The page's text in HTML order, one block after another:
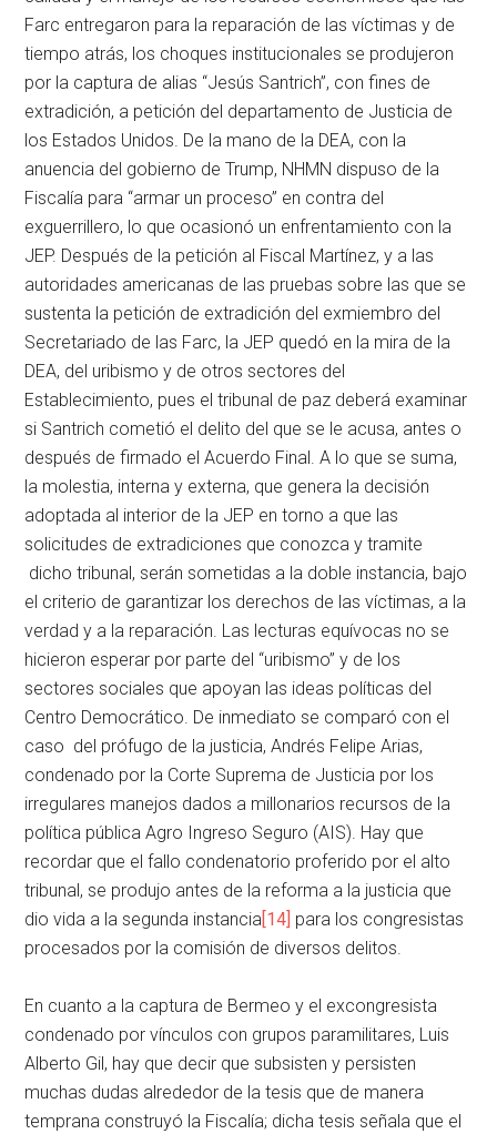
Farc entregaron para la reparación de las víctimas y de
tiempo atrás, los choques institucionales se produjeron
por la captura de alias “Jesús Santrich”, con fines de
extradición, a petición del departamento de Justicia de
los Estados Unidos. De la mano de la DEA, con la
anuencia del gobierno de Trump, NHMN dispuso de la
Fiscalía para “armar un proceso” en contra del
exguerrillero, lo que ocasionó un enfrentamiento con la
JEP. Después de la petición al Fiscal Martínez, y a las
autoridades americanas de las pruebas sobre las que se
sustenta la petición de extradición del exmiembro del
Secretariado de las Farc, la JEP quedó en la mira de la
DEA, del uribismo y de otros sectores del
Establecimiento, pues el tribunal de paz deberá examinar
si Santrich cometió el delito del que se le acusa, antes o
después de firmado el Acuerdo Final. A lo que se suma,
la molestia, interna y externa, que genera la decisión
adoptada al interior de la JEP en torno a que las
solicitudes de extradiciones que conozca y tramite
dicho tribunal, serán sometidas a la doble instancia, bajo
el criterio de garantizar los derechos de las víctimas, a la
verdad y a la reparación. Las lecturas equívocas no se
hicieron esperar por parte del “uribismo” y de los
sectores sociales que apoyan las ideas políticas del
Centro Democrático. De inmediato se comparó con el
caso del prófugo de la justicia, Andrés Felipe Arias,
condenado por la Corte Suprema de Justicia por los
irregulares manejos dados a millonarios recursos de la
política pública Agro Ingreso Seguro (AIS). Hay que
recordar que el fallo condenatorio proferido por el alto
tribunal, se produjo antes de la reforma a la justicia que
dio vida a la segunda instancia[14] para los congresistas
procesados por la comisión de diversos delitos.
En cuanto a la captura de Bermeo y el excongresista
condenado por vínculos con grupos paramilitares, Luis
Alberto Gil, hay que decir que subsisten y persisten
muchas dudas alrededor de la tesis que de manera
temprana construyó la Fiscalía; dicha tesis señala que el